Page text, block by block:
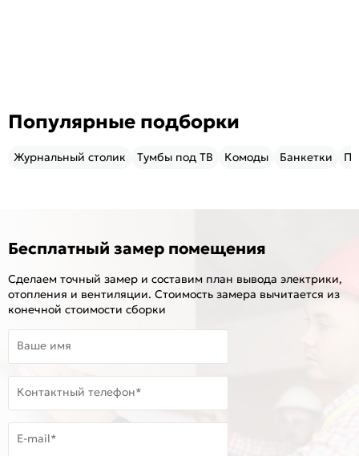
Популярные подборки
Журнальный столик Тумбы под ТВ Комоды Банкетки
Бесплатный замер помещения
Сделаем точный замер и составим план вывода электрики,
отопления и вентиляции. Стоимость замера вычитается из
конечной стоимости сборки
Ваше имя
Контактный телефон*
E-mail*